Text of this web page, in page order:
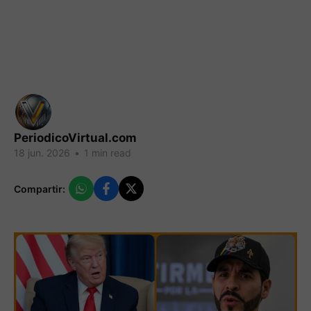
PeriodicoVirtual.com
18 jun. 2026 • 1 min read
Compartir: